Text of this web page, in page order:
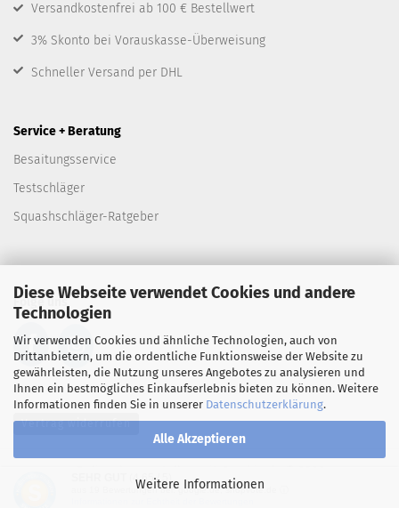
Diese Webseite verwendet Cookies und andere
Technologien
Wir verwenden Cookies und ähnliche Technologien, auch von
Drittanbietern, um die ordentliche Funktionsweise der Website zu
gewährleisten, die Nutzung unseres Angebotes zu analysieren und
Ihnen ein bestmögliches Einkaufserlebnis bieten zu können. Weitere
Informationen finden Sie in unserer Datenschutzerklärung.
Alle Akzeptieren
Weitere Informationen
Versandkostenfrei ab 100 € Bestellwert
3% Skonto bei Vorauskasse-Überweisung
Schneller Versand per DHL
Service + Beratung
Besaitungsservice
Testschläger
Squashschläger-Ratgeber
Folge uns
Vertrag widerrufen
(4.65 / 5)
Bewertungen bei: google.de, shopvote.de ⓘ